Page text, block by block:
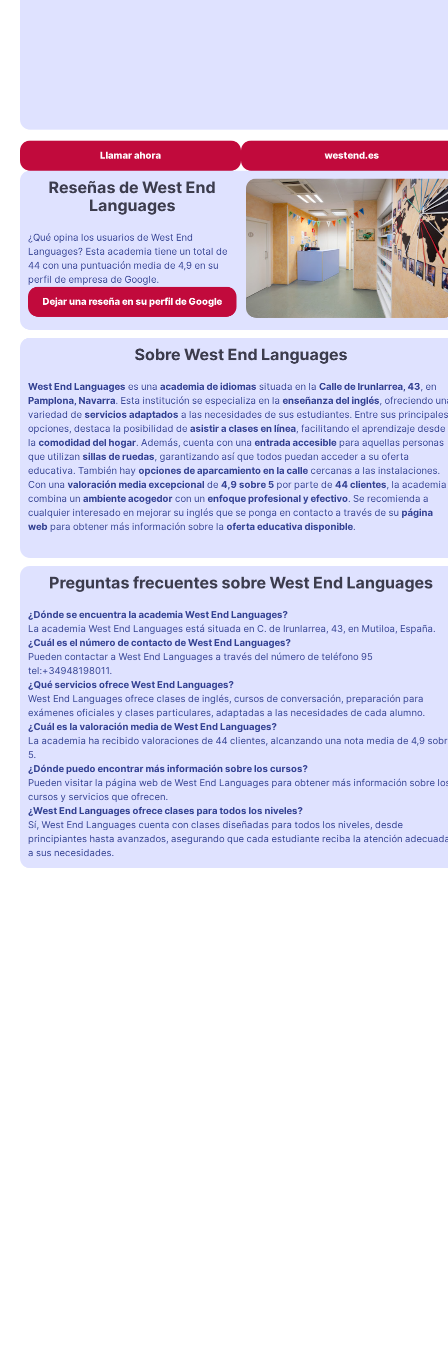
Llamar ahora westend.es
Reseñas de West End
Languages
¿Qué opina los usuarios de West End
Languages? Esta academia tiene un total de
44 con una puntuación media de 4,9 en su
perfil de empresa de Google.
Dejar una reseña en su perfil de Google
Sobre West End Languages
West End Languages es una academia de idiomas situada en la Calle de Irunlarrea, 43, en
Pamplona, Navarra. Esta institución se especializa en la enseñanza del inglés, ofreciendo
variedad de servicios adaptados a las necesidades de sus estudiantes. Entre sus principales
opciones, destaca la posibilidad de asistir a clases en línea, facilitando el aprendizaje desde
la comodidad del hogar. Además, cuenta con una entrada accesible para aquellas personas
que utilizan sillas de ruedas, garantizando así que todos puedan acceder a su oferta
educativa. También hay opciones de aparcamiento en la calle cercanas a las instalaciones.
Con una valoración media excepcional de 4,9 sobre 5 por parte de 44 clientes, la academia
combina un ambiente acogedor con un enfoque profesional y efectivo. Se recomienda a
cualquier interesado en mejorar su inglés que se ponga en contacto a través de su página
web para obtener más información sobre la oferta educativa disponible.
Preguntas frecuentes sobre West End Languages
¿Dónde se encuentra la academia West End Languages?
La academia West End Languages está situada en C. de Irunlarrea, 43, en Mutiloa, España.
¿Cuál es el número de contacto de West End Languages?
Pueden contactar a West End Languages a través del número de teléfono 95
tel:+34948198011.
¿Qué servicios ofrece West End Languages?
West End Languages ofrece clases de inglés, cursos de conversación, preparación para
exámenes oficiales y clases particulares, adaptadas a las necesidades de cada alumno.
¿Cuál es la valoración media de West End Languages?
La academia ha recibido valoraciones de 44 clientes, alcanzando una nota media de 4,9
5.
¿Dónde puedo encontrar más información sobre los cursos?
Pueden visitar la página web de West End Languages para obtener más información sobre
cursos y servicios que ofrecen.
¿West End Languages ofrece clases para todos los niveles?
Sí, West End Languages cuenta con clases diseñadas para todos los niveles, desde
principiantes hasta avanzados, asegurando que cada estudiante reciba la atención
a sus necesidades.